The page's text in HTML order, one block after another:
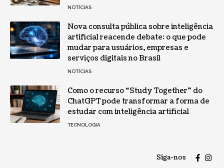
NOTÍCIAS
Nova consulta pública sobre inteligência
artificial reacende debate: o que pode
mudar para usuários, empresas e
serviços digitais no Brasil
NOTÍCIAS
Como o recurso “Study Together” do
ChatGPT pode transformar a forma de
estudar com inteligência artificial
TECNOLOGIA
Siga-nos